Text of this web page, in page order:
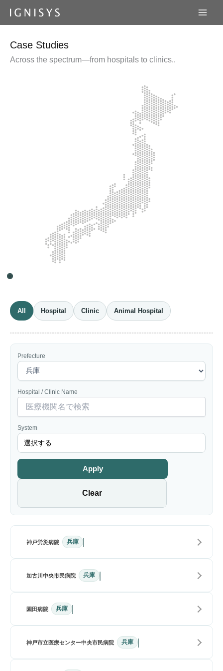
Case Studies
Across the spectrum—from hospitals to clinics..
All Hospital Clinic Animal Hospital
Prefecture
Hospital / Clinic Name
System
選択する
Apply
Clear
神戸労災病院 兵庫
加古川中央市民病院 兵庫
園田病院 兵庫
神戸市立医療センター中央市民病院 兵庫